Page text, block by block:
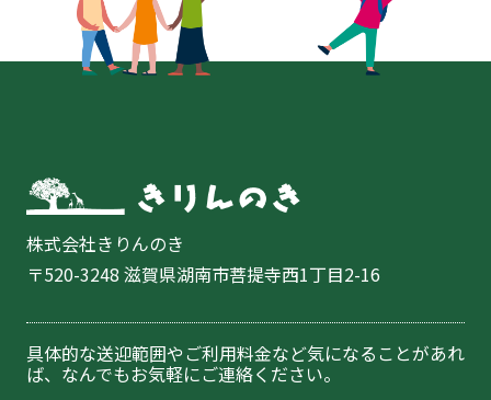
株式会社きりんのき
〒520-3248 滋賀県湖南市菩提寺西1丁目2-16
具体的な送迎範囲やご利用料金など気になることがあれ
ば、なんでもお気軽にご連絡ください。